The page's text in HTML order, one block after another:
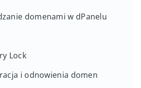
domenami w dPanelu
Lock
i odnowienia domen